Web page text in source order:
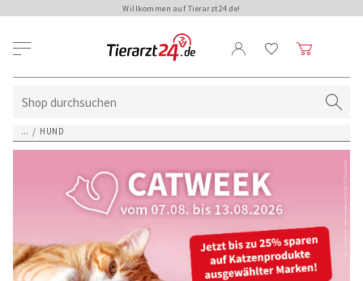
Willkommen auf Tierarzt24.de!
... / HUND